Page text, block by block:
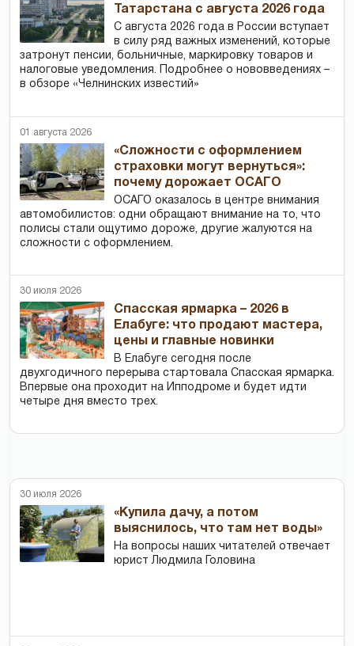
Татарстана с августа 2026 года
С августа 2026 года в России вступает
в силу ряд важных изменений, которые
затронут пенсии, больничные, маркировку товаров и
налоговые уведомления. Подробнее о нововведениях –
в обзоре «Челнинских известий»
01 августа 2026
«Сложности с оформлением
страховки могут вернуться»:
почему дорожает ОСАГО
ОСАГО оказалось в центре внимания
автомобилистов: одни обращают внимание на то, что
полисы стали ощутимо дороже, другие жалуются на
сложности с оформлением.
30 июля 2026
Спасская ярмарка – 2026 в
Елабуге: что продают мастера,
цены и главные новинки
В Елабуге сегодня после
двухгодичного перерыва стартовала Спасская ярмарка.
Впервые она проходит на Ипподроме и будет идти
четыре дня вместо трех.
30 июля 2026
«Купила дачу, а потом
выяснилось, что там нет воды»
На вопросы наших читателей отвечает
юрист Людмила Головина